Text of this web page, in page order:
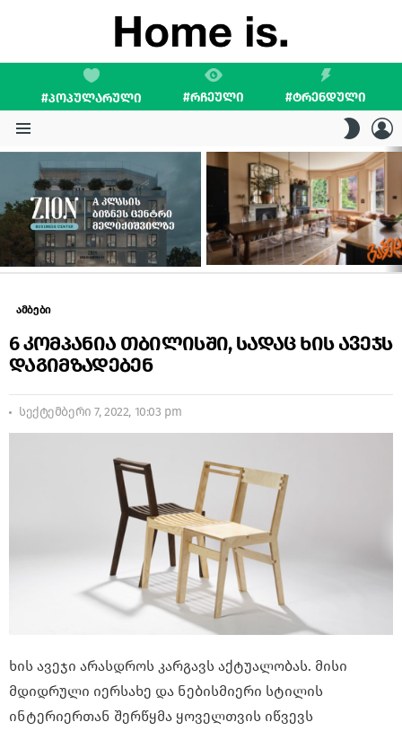
#ᲞᲝᲞᲣᲚᲐᲠᲣᲚᲘ #ᲠᲩᲔᲣᲚᲘ #ᲢᲠᲔᲜᲓᲣᲚᲘ
SKIN
STORIES
ამბები
6 კომპანია თბილისში, სადაც ხის ავეჯს
დაგიმზადებენ
სექტემბერი 7, 2022, 10:03 pm
ხის ავეჯი არასდროს კარგავს აქტუალობას. მისი
მდიდრული იერსახე და ნებისმიერი სტილის
ინტერიერთან შერწყმა ყოველთვის იწვევს